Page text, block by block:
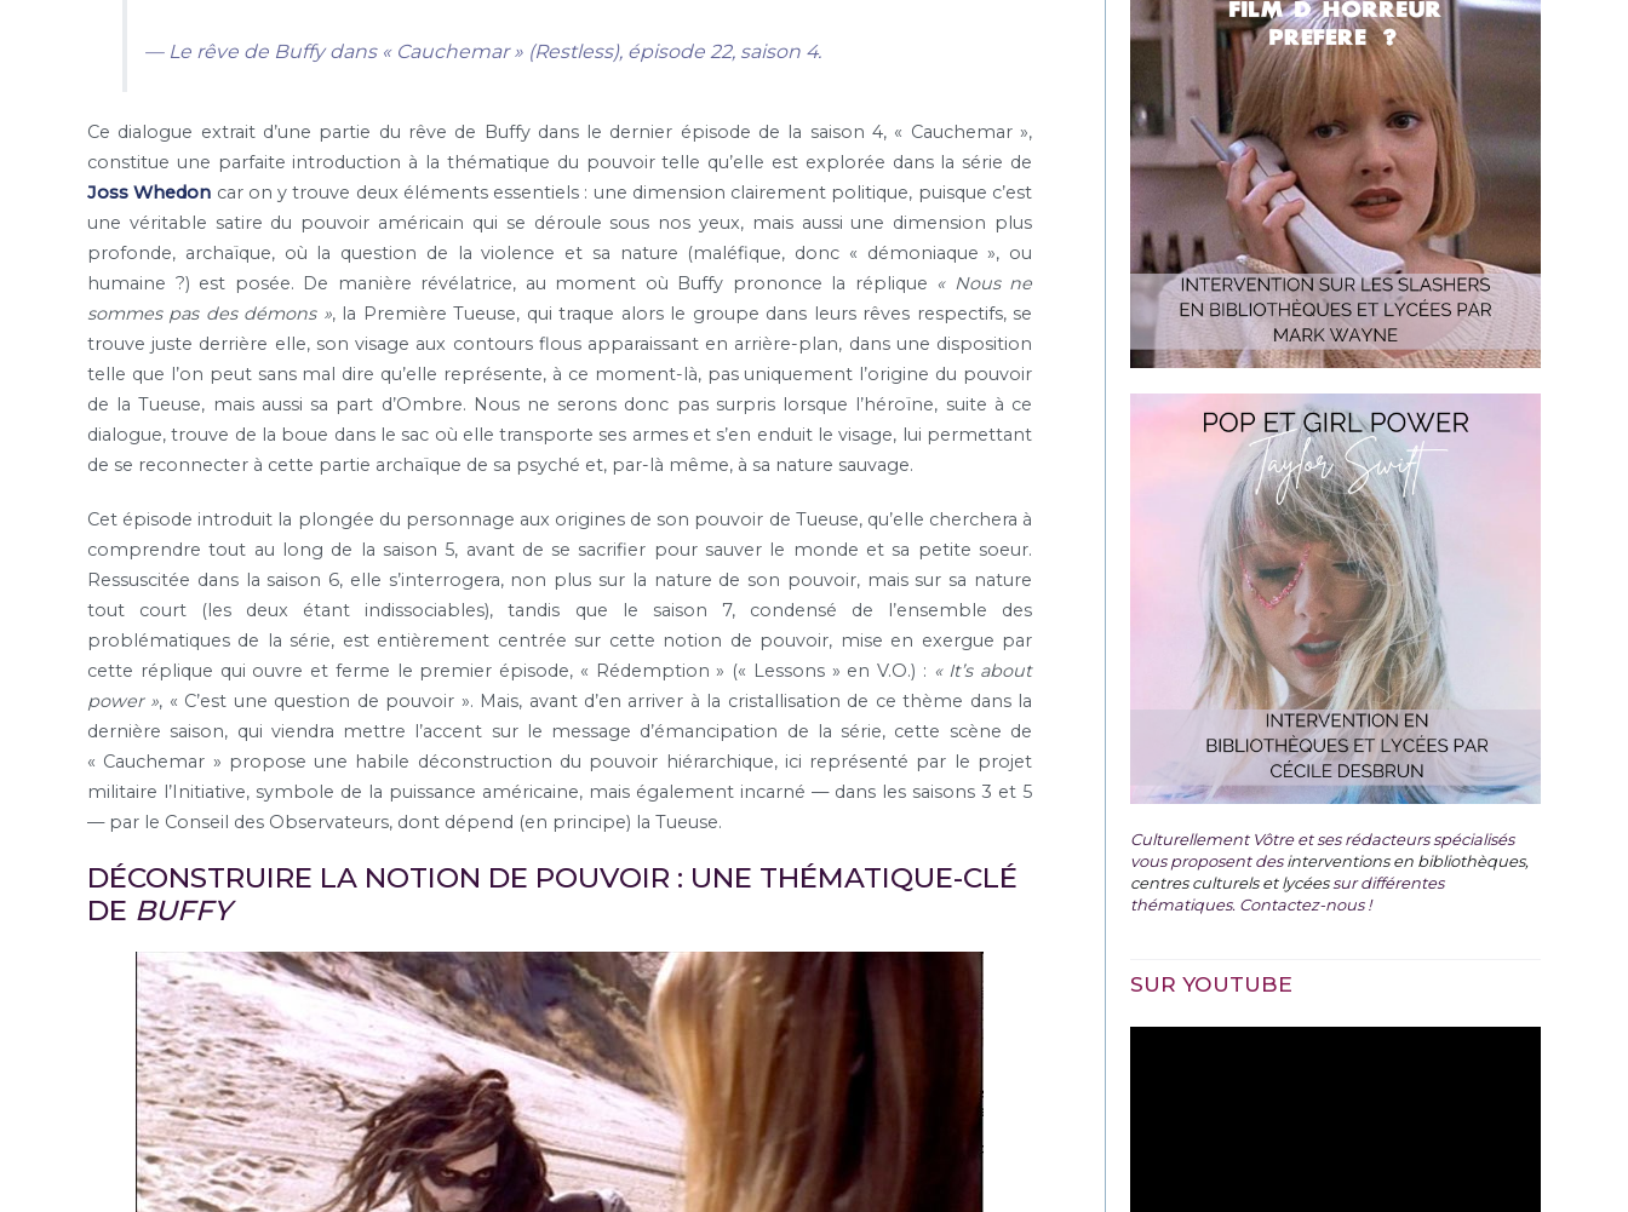
— Le rêve de Buffy dans « Cauchemar » (Restless), épisode 22, saison 4.
Ce dialogue extrait d’une partie du rêve de Buffy dans le dernier épisode de la saison 4, « Cauchemar »,
constitue une parfaite introduction à la thématique du pouvoir telle qu’elle est explorée dans la série de
Joss Whedon car on y trouve deux éléments essentiels : une dimension clairement politique, puisque c’est
une véritable satire du pouvoir américain qui se déroule sous nos yeux, mais aussi une dimension plus
profonde, archaïque, où la question de la violence et sa nature (maléfique, donc « démoniaque », ou
humaine ?) est posée. De manière révélatrice, au moment où Buffy prononce la réplique « Nous ne
sommes pas des démons », la Première Tueuse, qui traque alors le groupe dans leurs rêves respectifs, se
trouve juste derrière elle, son visage aux contours flous apparaissant en arrière-plan, dans une disposition
telle que l’on peut sans mal dire qu’elle représente, à ce moment-là, pas uniquement l’origine du pouvoir
de la Tueuse, mais aussi sa part d’Ombre. Nous ne serons donc pas surpris lorsque l’héroïne, suite à ce
dialogue, trouve de la boue dans le sac où elle transporte ses armes et s’en enduit le visage, lui permettant
de se reconnecter à cette partie archaïque de sa psyché et, par-là même, à sa nature sauvage.
Cet épisode introduit la plongée du personnage aux origines de son pouvoir de Tueuse, qu’elle cherchera à
comprendre tout au long de la saison 5, avant de se sacrifier pour sauver le monde et sa petite soeur.
Ressuscitée dans la saison 6, elle s’interrogera, non plus sur la nature de son pouvoir, mais sur sa nature
tout court (les deux étant indissociables), tandis que le saison 7, condensé de l’ensemble des
problématiques de la série, est entièrement centrée sur cette notion de pouvoir, mise en exergue par
cette réplique qui ouvre et ferme le premier épisode, « Rédemption » (« Lessons » en V.O.) : « It’s about
power », « C’est une question de pouvoir ». Mais, avant d’en arriver à la cristallisation de ce thème dans la
dernière saison, qui viendra mettre l’accent sur le message d’émancipation de la série, cette scène de
« Cauchemar » propose une habile déconstruction du pouvoir hiérarchique, ici représenté par le projet
militaire l’Initiative, symbole de la puissance américaine, mais également incarné — dans les saisons 3 et 5
— par le Conseil des Observateurs, dont dépend (en principe) la Tueuse.
DÉCONSTRUIRE LA NOTION DE POUVOIR : UNE THÉMATIQUE-CLÉ
DE BUFFY
Culturellement Vôtre et ses rédacteurs spécialisés
vous proposent desinterventions en bibliothèques,
centres culturels et lycéessur différentes
thématiques. Contactez-nous !
SUR YOUTUBE